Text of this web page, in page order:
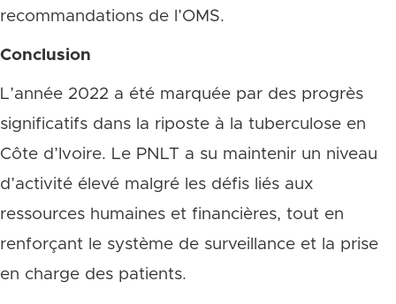
recommandations de l’OMS.
Conclusion
L’année 2022 a été marquée par des progrès
significatifs dans la riposte à la tuberculose en
Côte d’Ivoire. Le PNLT a su maintenir un niveau
d’activité élevé malgré les défis liés aux
ressources humaines et financières, tout en
renforçant le système de surveillance et la prise
en charge des patients.